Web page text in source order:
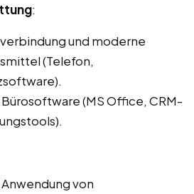
:
und moderne
(Telefon,
(MS Office, CRM-
von